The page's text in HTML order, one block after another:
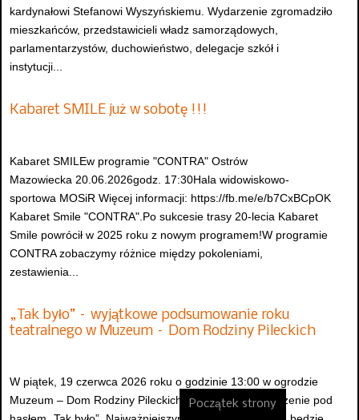
kardynałowi Stefanowi Wyszyńskiemu. Wydarzenie zgromadziło
mieszkańców, przedstawicieli władz samorządowych,
parlamentarzystów, duchowieństwo, delegacje szkół i
instytucji...
Kabaret SMILE już w sobotę !!!
Kabaret SMILEw programie "CONTRA" Ostrów
Mazowiecka 20.06.2026godz. 17:30Hala widowiskowo-
sportowa MOSiR Więcej informacji: https://fb.me/e/b7CxBCpOK
Kabaret Smile "CONTRA".Po sukcesie trasy 20-lecia Kabaret
Smile powrócił w 2025 roku z nowym programem!W programie
CONTRA zobaczymy różnice między pokoleniami,
zestawienia...
„Tak było” – wyjątkowe podsumowanie roku
teatralnego w Muzeum – Dom Rodziny Pileckich
W piątek, 19 czerwca 2026 roku o godzinie 13:00 w ogrodzie
Muzeum – Dom Rodziny Pileckich odbędzie się wydarzenie pod
Początek strony